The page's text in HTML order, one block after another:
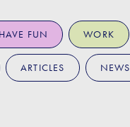
HAVE FUN WORK
ARTICLES NEWS